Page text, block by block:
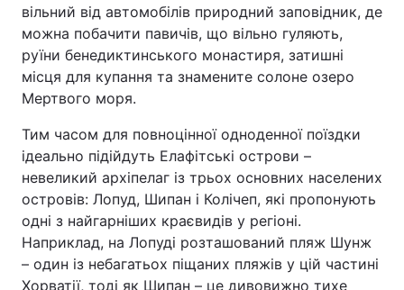
вільний від автомобілів природний заповідник, де
можна побачити павичів, що вільно гуляють,
руїни бенедиктинського монастиря, затишні
місця для купання та знамените солоне озеро
Мертвого моря.
Тим часом для повноцінної одноденної поїздки
ідеально підійдуть Елафітські острови –
невеликий архіпелаг із трьох основних населених
островів: Лопуд, Шипан і Колічеп, які пропонують
одні з найгарніших краєвидів у регіоні.
Наприклад, на Лопуді розташований пляж Шунж
– один із небагатьох піщаних пляжів у цій частині
Хорватії, тоді як Шипан – це дивовижно тихе